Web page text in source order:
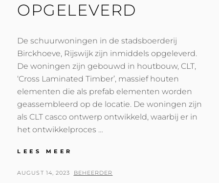
OPGELEVERD
De schuurwoningen in de stadsboerderij
Birckhoeve, Rijswijk zijn inmiddels opgeleverd.
De woningen zijn gebouwd in houtbouw, CLT,
‘Cross Laminated Timber’, massief houten
elementen die als prefab elementen worden
geassembleerd op de locatie. De woningen zijn
als CLT casco ontwerp ontwikkeld, waarbij er in
het ontwikkelproces …
LEES MEER
OPGELEVERD
POSTED
AUGUST 14, 2023 BY
BEHEERDER